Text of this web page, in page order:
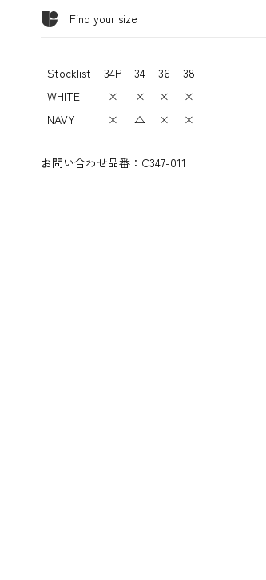
Find your size
Stocklist 34P 34 36
38
WHITE
× × ×
×
NAVY
× △ × ×
お問い合わせ品番： C347-011